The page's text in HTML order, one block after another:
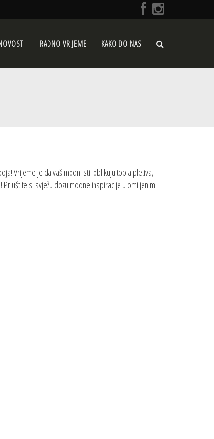
RADNO VRIJEME KAKO DO NAS
Vrijeme je da vaš modni stil oblikuju topla pletiva,
si svježu dozu modne inspiracije u omiljenim